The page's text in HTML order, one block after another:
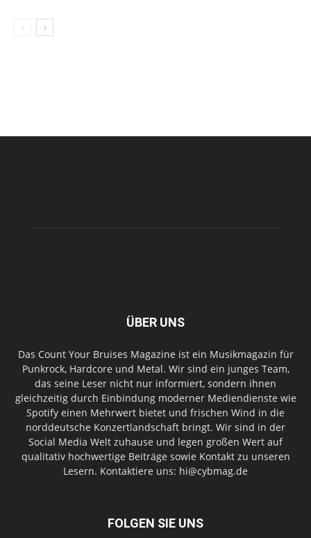
ÜBER UNS
Das Count Your Bruises Magazine ist ein Musikmagazin für
Punkrock, Hardcore und Metal. Wir sind ein junges Team,
das seine Leser nicht nur informiert, sondern ihnen
gleichzeitig durch Einbindung moderner Mediendienste wie
Spotify einen Mehrwert bietet und frischen Wind in die
norddeutsche Konzertlandschaft bringt. Wir sind in der
Social Media Welt zuhause und legen großen Wert auf
qualitativ hochwertige Beiträge sowie Kontakt zu unseren
Lesern. Kontaktiere uns: hi@cybmag.de
FOLGEN SIE UNS